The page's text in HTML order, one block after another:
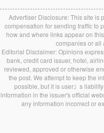
Advertiser Disclosure: This site is
compensation for sending traffic to
how and where links appear on
companies or all
Editorial Disclaimer: Opinions
bank, credit card issuer, hotel,
reviewed, approved or otherwise
the post. We attempt to keep the
possible, but it is user』s
information in the issuer's official
any information incorrect or